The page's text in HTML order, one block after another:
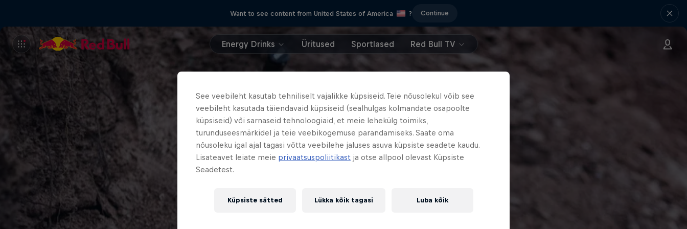
Want to see content from United States of America ? Continue
Energy Drinks Üritused Sportlased Red Bull TV
See veebileht kasutab tehniliselt vajalikke küpsiseid. Teie nõusolekul võib see
veebileht kasutada täiendavaid küpsiseid (sealhulgas kolmandate osapoolte
küpsiseid) või sarnaseid tehnoloogiaid, et meie lehekülg toimiks,
turunduseesmärkidel ja teie veebikogemuse parandamiseks. Saate oma
nõusoleku igal ajal tagasi võtta veebilehe jaluses asuva küpsiste seadete kaudu.
Lisateavet leiate meie privaatsuspoliitikast ja otse allpool olevast Küpsiste
Seadetest.
Küpsiste sätted Lükka kõik tagasi Luba kõik